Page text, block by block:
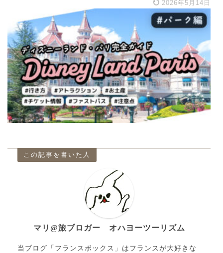
2026年5月14日
この記事を書いた人
マリ@旅ブロガー オハヨーツーリズム
当ブログ「フランスボックス」はフランスが大好きな